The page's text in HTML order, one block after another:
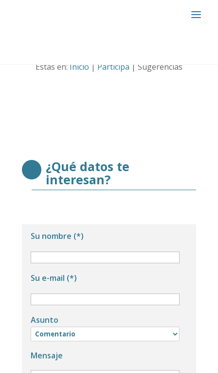
Estás en: Inicio | Participa | Sugerencias
¿Qué datos te
interesan?
Su nombre (*)
Su e-mail (*)
Asunto
Mensaje